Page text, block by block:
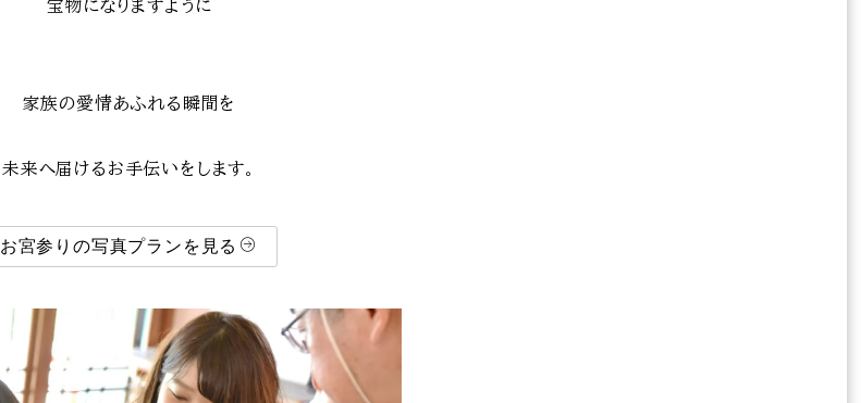
宝物になりますように
家族の愛情あふれる瞬間を
未来へ届けるお手伝いをします。
お宮参りの写真プランを見る